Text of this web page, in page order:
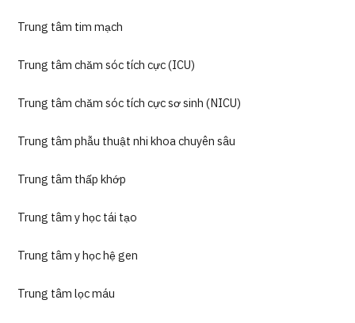
Trung tâm tim mạch
Trung tâm chăm sóc tích cực (ICU)
Trung tâm chăm sóc tích cực sơ sinh (NICU)
Trung tâm phẫu thuật nhi khoa chuyên sâu
Trung tâm thấp khớp
Trung tâm y học tái tạo
Trung tâm y học hệ gen
Trung tâm lọc máu